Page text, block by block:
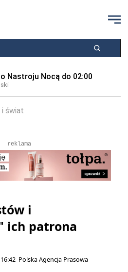
Nastroju Nocą do 02:00
i świat
reklama
i
ich patrona
Polska Agencja Prasowa